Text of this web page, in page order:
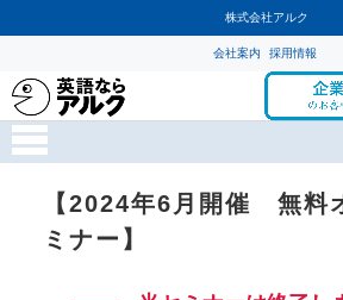
株式会社アルク
採用情報
会社案内
【2024年6月開催 無料
ミナー】